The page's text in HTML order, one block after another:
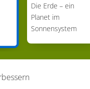
Die Erde – ein
Planet im
Sonnensystem